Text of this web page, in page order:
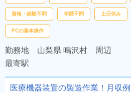
資格・経験不問 学歴不問 土日休み
PCの基本操作
勤務地 山梨県 鳴沢村 周辺
最寄駅
医療機器装置の製造作業！月収